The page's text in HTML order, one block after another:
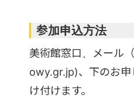
参加申込方法
美術館窓口、メール
owy.gr.jp)、下のお申
け付けます。